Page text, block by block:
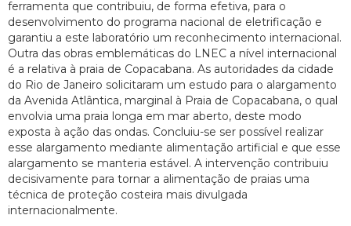
ferramenta que contribuiu, de forma efetiva, para o
desenvolvimento do programa nacional de eletrificação e
garantiu a este laboratório um reconhecimento internacional.
Outra das obras emblemáticas do LNEC a nível internacional
é a relativa à praia de Copacabana. As autoridades da cidade
do Rio de Janeiro solicitaram um estudo para o alargamento
da Avenida Atlântica, marginal à Praia de Copacabana, o qual
envolvia uma praia longa em mar aberto, deste modo
exposta à ação das ondas. Concluiu-se ser possível realizar
esse alargamento mediante alimentação artificial e que esse
alargamento se manteria estável. A intervenção contribuiu
decisivamente para tornar a alimentação de praias uma
técnica de proteção costeira mais divulgada
internacionalmente.